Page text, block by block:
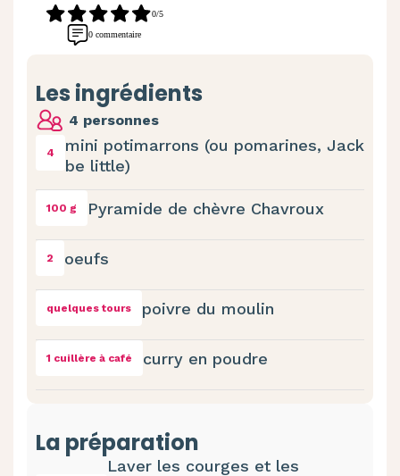
0/5
0 commentaire
Les ingrédients
4 personnes
4
mini potimarrons (ou pomarines, Jack
be little)
100 g Pyramide de chèvre Chavroux
2 oeufs
quelques tours poivre du moulin
1 cuillère à café curry en poudre
La préparation
Laver les courges et les